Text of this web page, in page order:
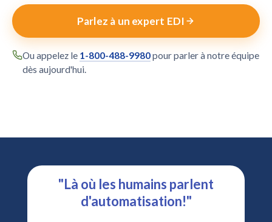
Parlez à un expert EDI
Ou appelez le 1-800-488-9980pour parler à notre équipe
dès aujourd'hui.
"Là où les humains parlent
d'automatisation!"